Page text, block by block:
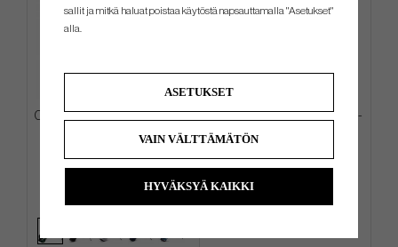
Ogio Featherlite -26 - Carry Bag
€225€270
Odyssey Square 2 Square TRI-
HOT - Jailbird
€531€585
sallit ja mitkä haluat poistaa käytöstä napsauttamalla "Asetukset"
alla.
ASETUKSET
VAIN VÄLTTÄMÄTÖN
HYVÄKSYÄ KAIKKI